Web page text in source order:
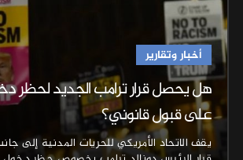
أخبار وتقارير
هل يحصل قرار ترامب الجديد لحظر
على قبول قانوني؟
يقف الاتحاد الأمريكي للحريات المدنية إلى